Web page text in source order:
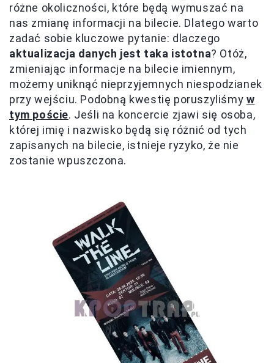
różne okoliczności, które będą wymuszać na
nas zmianę informacji na bilecie. Dlatego warto
zadać sobie kluczowe pytanie: dlaczego
aktualizacja danych jest taka istotna? Otóż,
zmieniając informacje na bilecie imiennym,
możemy uniknąć nieprzyjemnych niespodzianek
przy wejściu. Podobną kwestię poruszyliśmy w
tym poście. Jeśli na koncercie zjawi się osoba,
której imię i nazwisko będą się różnić od tych
zapisanych na bilecie, istnieje ryzyko, że nie
zostanie wpuszczona.